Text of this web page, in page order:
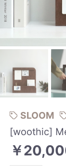
SLOOM
[woothic]
￥